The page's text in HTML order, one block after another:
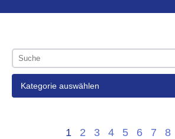
Kategorie auswählen
1 2 3 4 5 6 7 8